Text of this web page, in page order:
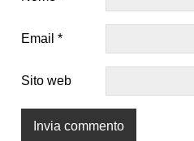
Email *
Sito web